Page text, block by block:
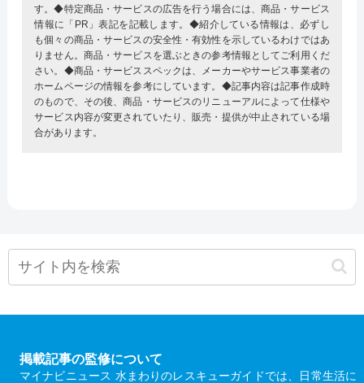
す。◆特定商品・サービスの広告を行う場合には、商品・サービス
情報に「PR」表記を記載します。◆紹介している情報は、必ずし
も個々の商品・サービスの安全性・有効性を示しているわけではあ
りません。商品・サービスを選ぶときの参考情報としてご利用くだ
さい。◆商品・サービススペックは、メーカーやサービス事業者の
ホームページの情報を参考にしています。◆記事内容は記事作成時
のもので、その後、商品・サービスのリニューアルによって仕様や
サービス内容が変更されていたり、販売・提供が中止されている場
合があります。
掲載記事の監修について
マイナビニュース 水まわりのレスキューガイドでは、日常生活に